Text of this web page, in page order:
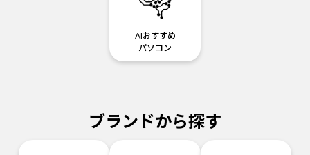
AIおすすめ
パソコン
ブランドから探す